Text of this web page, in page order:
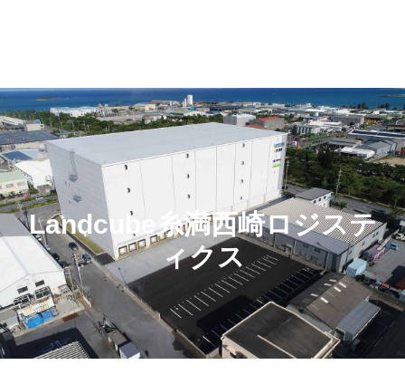
Landcube糸満西崎ロジステ
ィクス